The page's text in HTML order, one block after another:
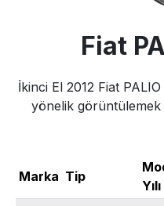
Fiat
İkinci El 2012 Fiat PALIO
yönelik
Marka Tip
Yılı